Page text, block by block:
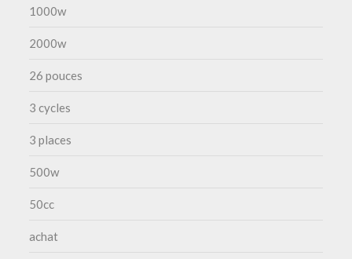
1000w
2000w
26 pouces
3 cycles
3 places
500w
50cc
achat